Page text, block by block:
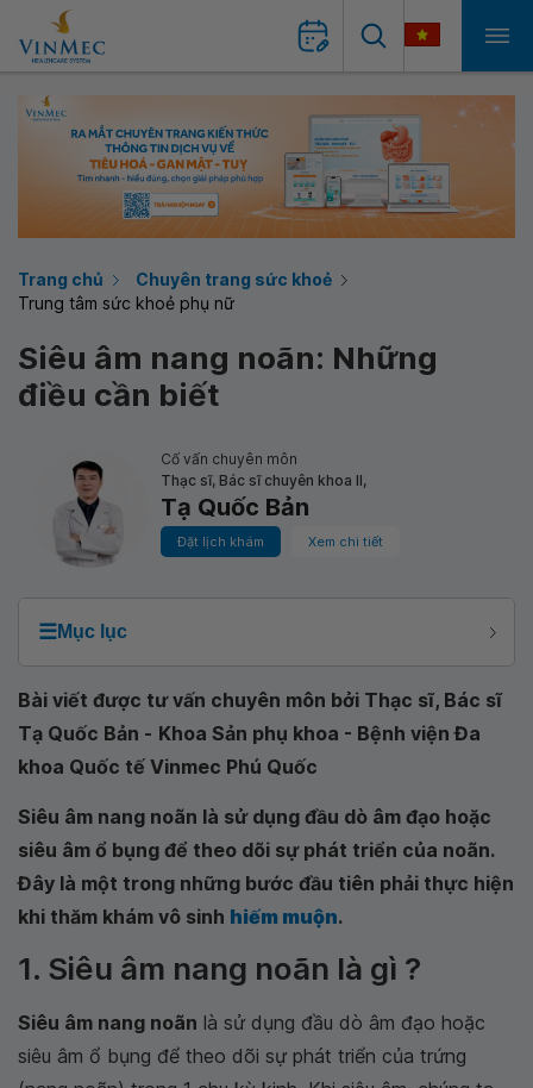
Trang chủ
Chuyên trang sức khoẻ
Trung tâm sức khoẻ phụ nữ
Siêu âm nang noãn: Những
điều cần biết
Cố vấn chuyên môn
Thạc sĩ, Bác sĩ chuyên khoa II,
Tạ Quốc Bản
Đặt lịch khám Xem chi tiết
☰Mục lục
Bài viết được tư vấn chuyên môn bởi Thạc sĩ, Bác sĩ
Tạ Quốc Bản - Khoa Sản phụ khoa - Bệnh viện Đa
khoa Quốc tế Vinmec Phú Quốc
Siêu âm nang noãn là sử dụng đầu dò âm đạo hoặc
siêu âm ổ bụng để theo dõi sự phát triển của noãn.
Đây là một trong những bước đầu tiên phải thực hiện
khi thăm khám vô sinh hiếm muộn.
1. Siêu âm nang noãn là gì ?
Siêu âm nang noãn là sử dụng đầu dò âm đạo hoặc
siêu âm ổ bụng để theo dõi sự phát triển của trứng